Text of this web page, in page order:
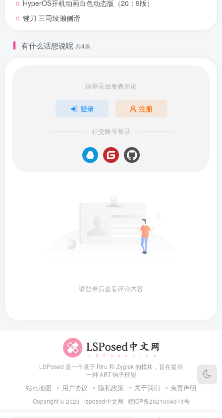
HyperOS开机动画白色动态版（20：9版）
锉刀 三司绫濑侧滑
有什么话想说呢 共4条
请登录后发表评论
登录 注册
社交账号登录
请登录后查看评论内容
LSPosed 是一个基于 Riru 和 Zygisk 的模块，旨在提供
一种 ART 钩子框架
站点地图 用户协议 隐私政策 关于我们 免责声明
Copyright © 2023 · lsposed中文网 赣ICP备2021004973号